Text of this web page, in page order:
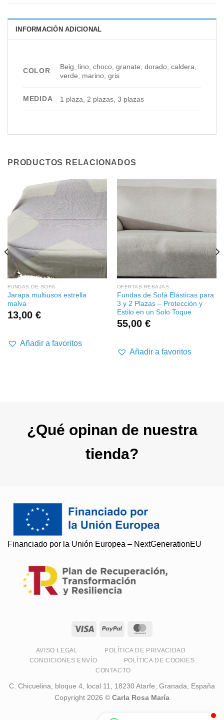
INFORMACIÓN ADICIONAL
COLOR
Beig, lino, choco, granate, dorado, caldera,
verde, marino, gris
MEDIDA 1 plaza, 2 plazas, 3 plazas
PRODUCTOS RELACIONADOS
FUNDAS DE SOFÁ
Jarapa multiusos estrella
malva
13,00 €
Añadir a favoritos
OFERTAS REBAJAS
Fundas de Sofá Elásticas para
3 y 2 Plazas – Protección y
Estilo en un Solo Toque
55,00 €
Añadir a favoritos
¿Qué opinan de nuestra
tienda?
Financiado por la Unión Europea – NextGenerationEU
AVISO LEGAL
POLÍTICA DE PRIVACIDAD
CONDICIONES ENVÍO
POLÍTICA DE COOKIES
CONTACTO
C. Chicuelina, bloque 4, local 11, 18230 Atarfe, Granada, España
Copyright 2026 © Carla Rosa María
Soy Paqui, ¿Te ayudo?
Resuelvo todas tus preguntas